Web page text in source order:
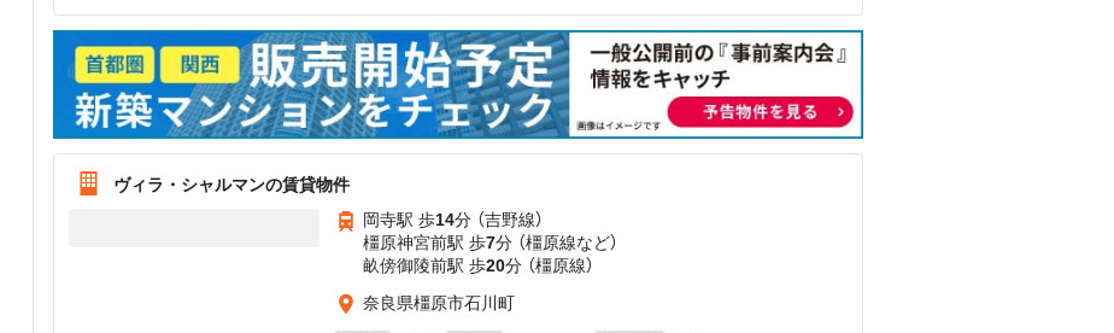
ヴィラ・シャルマンの賃貸物件
岡寺駅 歩14分 （吉野線）
橿原神宮前駅 歩7分 （橿原線など）
畝傍御陵前駅 歩20分 （橿原線）
奈良県橿原市石川町